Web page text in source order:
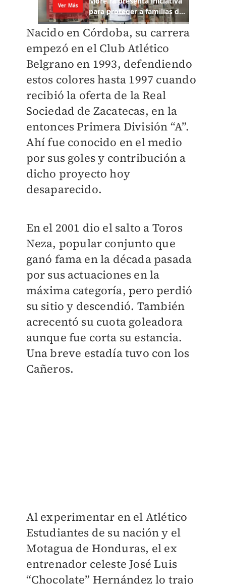
Nacido en Córdoba, su carrera
empezó en el Club Atlético
Belgrano en 1993, defendiendo
estos colores hasta 1997 cuando
recibió la oferta de la Real
Sociedad de Zacatecas, en la
entonces Primera División “A”.
Ahí fue conocido en el medio
por sus goles y contribución a
dicho proyecto hoy
desaparecido.
En el 2001 dio el salto a Toros
Neza, popular conjunto que
ganó fama en la década pasada
por sus actuaciones en la
máxima categoría, pero perdió
su sitio y descendió. También
acrecentó su cuota goleadora
aunque fue corta su estancia.
Una breve estadía tuvo con los
Cañeros.
Al experimentar en el Atlético
Estudiantes de su nación y el
Motagua de Honduras, el ex
entrenador celeste José Luis
“Chocolate” Hernández lo trajo